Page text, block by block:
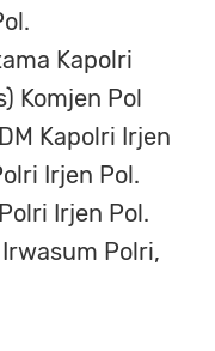
Kapolri
Komjen Pol
Kapolri Irjen
Irjen Pol.
Irjen Pol.
Polri,